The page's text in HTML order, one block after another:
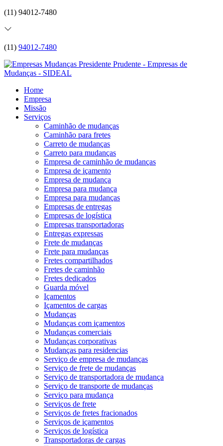
(11) 94012-7480
(11) 94012-7480
Home
Empresa
Missão
Serviços
Caminhão de mudanças
Caminhão para fretes
Carreto de mudanças
Carreto para mudanças
Empresa de caminhão de mudanças
Empresa de içamento
Empresa de mudança
Empresa para mudança
Empresa para mudanças
Empresas de entregas
Empresas de logística
Empresas transportadoras
Entregas expressas
Frete de mudanças
Frete para mudanças
Fretes compartilhados
Fretes de caminhão
Fretes dedicados
Guarda móvel
Içamentos
Içamentos de cargas
Mudanças
Mudanças com içamentos
Mudanças comerciais
Mudanças corporativas
Mudanças para residencias
Serviço de empresa de mudanças
Serviço de frete de mudanças
Serviço de transportadora de mudança
Serviço de transporte de mudanças
Serviço para mudança
Serviços de frete
Serviços de fretes fracionados
Serviços de içamentos
Serviços de logística
Transportadoras de cargas